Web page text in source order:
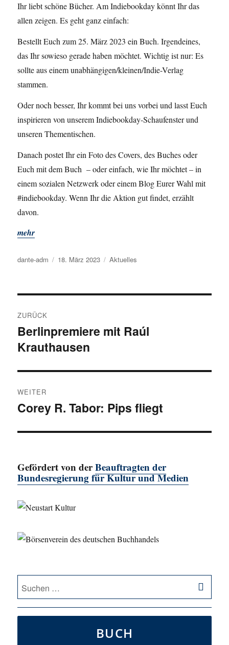
Ihr liebt schöne Bücher. Am Indiebookday könnt Ihr das
allen zeigen. Es geht ganz einfach:
Bestellt Euch zum 25. März 2023 ein Buch. Irgendeines,
das Ihr sowieso gerade haben möchtet. Wichtig ist nur: Es
sollte aus einem unabhängigen/kleinen/Indie-Verlag
stammen.
Oder noch besser, Ihr kommt bei uns vorbei und lasst Euch
inspirieren von unserem Indiebookday-Schaufenster und
unseren Thementischen.
Danach postet Ihr ein Foto des Covers, des Buches oder
Euch mit dem Buch – oder einfach, wie Ihr möchtet – in
einem sozialen Netzwerk oder einem Blog Eurer Wahl mit
#indiebookday. Wenn Ihr die Aktion gut findet, erzählt
davon.
mehr
Autor
dante-adm
Veröffentlicht
18. März 2023 Kategorien
Aktuelles
ZURÜCK
Vorheriger
Beitrag:
Berlinpremiere mit Raúl
Krauthausen
WEITER
Nächster
Corey R. Tabor: Pips fliegt
Gefördert von derBeauftragten der
Bundesregierung für Kultur und Medien
Suche
nach:
BUCH